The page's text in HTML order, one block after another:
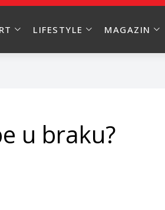
LIFESTYLE MAGAZIN
u braku?